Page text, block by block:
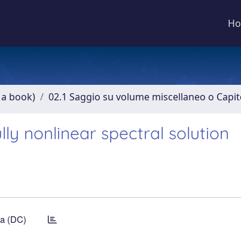
book) 02.1 Saggio su volume miscellaneo o
nonlinear spectral solution
(DC)